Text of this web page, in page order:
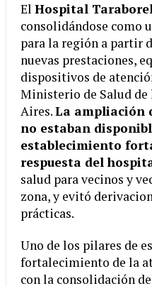
El Hospital
consolidándose como
para la región a partir
nuevas prestaciones,
dispositivos de
Ministerio de Salud de
Aires.La ampliación
no estaban
establecimiento
respuesta del
salud para vecinos y
zona, y evitó
prácticas.
Uno de los pilares de
fortalecimiento de la
con la consolidación